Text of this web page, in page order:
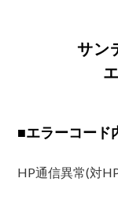
サン
■エラーコード
HP通信異常(対